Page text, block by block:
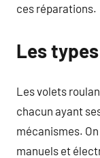
ces réparations.
Les
Les volets
chacun ayant
mécanismes.
manuels et